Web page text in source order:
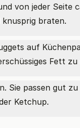
von jeder Seite
braten.
auf
Fett
Sie passen gut zu
Ketchup.